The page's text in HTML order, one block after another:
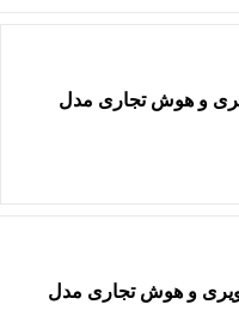
تصویری و هوش تجاری مدل
تصویری و هوش تجاری مدل